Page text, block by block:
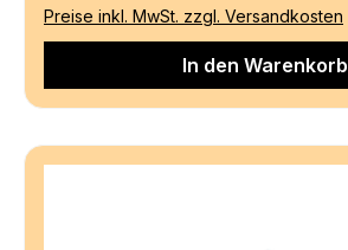
Preise inkl. MwSt. zzgl. Versandkosten
In den Warenkorb